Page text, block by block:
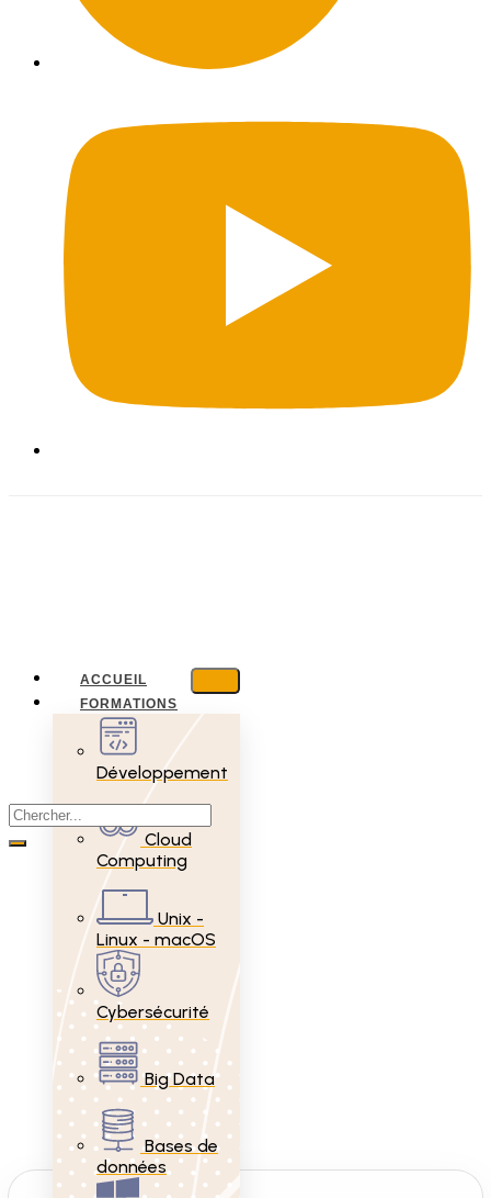
ACCUEIL
FORMATIONS
Développement
Cloud
Computing
Unix -
Linux - macOS
Cybersécurité
Big Data
Bases de
données